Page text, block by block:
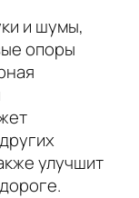
и шумы,
опоры
улучшит